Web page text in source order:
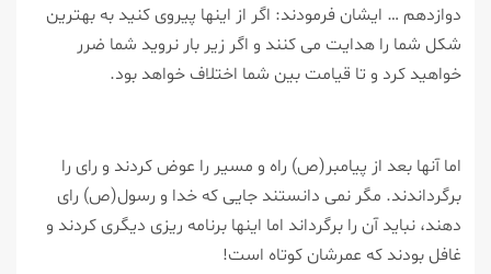
دوازدهم … ایشان فرمودند: اگر از اینها پیروی كنید به بهترین
شكل شما را هدایت می كنند و اگر زیر بار نروید شما ضرر
خواهید كرد و تا قیامت بین شما اختلاف خواهد بود.
اما آنها بعد از پیامبر(ص) راه و مسیر را عوض كردند و رای را
برگرداندند. مگر نمی دانستند جایی كه خدا و رسول(ص) رای
دهند، نباید آن را برگرداند اما اینها برنامه ریزی دیگری كردند و
غافل بودند كه عمرشان كوتاه است!